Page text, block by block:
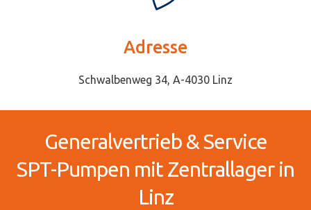
Adresse
Schwalbenweg 34, A-4030 Linz
Generalvertrieb & Service
SPT-Pumpen mit Zentrallager in
Linz